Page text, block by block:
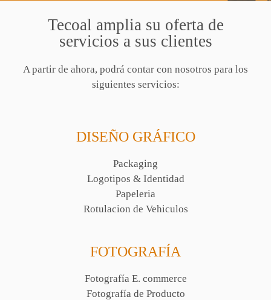
Tecoal amplia su oferta de
servicios a sus clientes
A partir de ahora, podrá contar con nosotros para los
siguientes servicios:
DISEÑO GRÁFICO
Packaging
Logotipos & Identidad
Papeleria
Rotulacion de Vehiculos
FOTOGRAFÍA
Fotografía E. commerce
Fotografía de Producto